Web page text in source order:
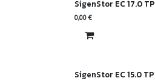
SigenStor EC 17.0 TP
0,00€
SigenStor EC 15.0 TP